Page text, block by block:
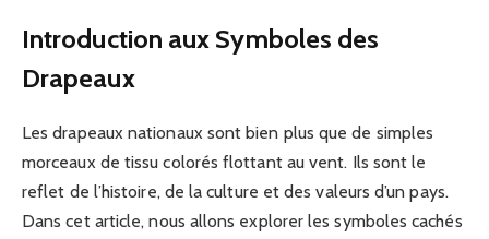
Introduction aux Symboles des
Drapeaux
Les drapeaux nationaux sont bien plus que de simples
morceaux de tissu colorés flottant au vent. Ils sont le
reflet de l’histoire, de la culture et des valeurs d’un pays.
Dans cet article, nous allons explorer les symboles cachés